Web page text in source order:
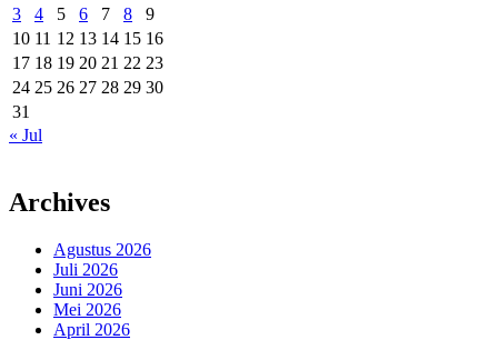
3
4 5 6 7 8
9
10 11 12 13 14 15 16
17 18 19 20 21 22 23
24 25 26 27 28 29 30
31
« Jul
Archives
Agustus 2026
Juli 2026
Juni 2026
Mei 2026
April 2026